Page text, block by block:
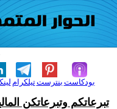
تيلكرامبنترست بودكاست
تبرعاتكم وتبرعاتكن